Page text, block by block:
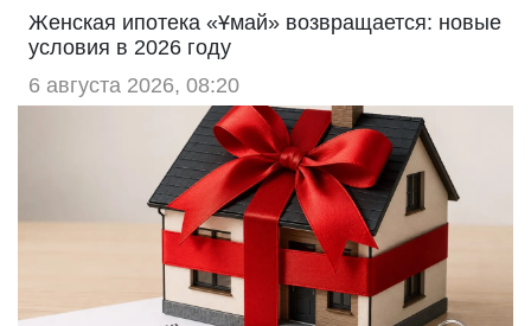
Женская ипотека «Ұмай» возвращается: новые
условия в 2026 году
6 августа 2026, 08:20